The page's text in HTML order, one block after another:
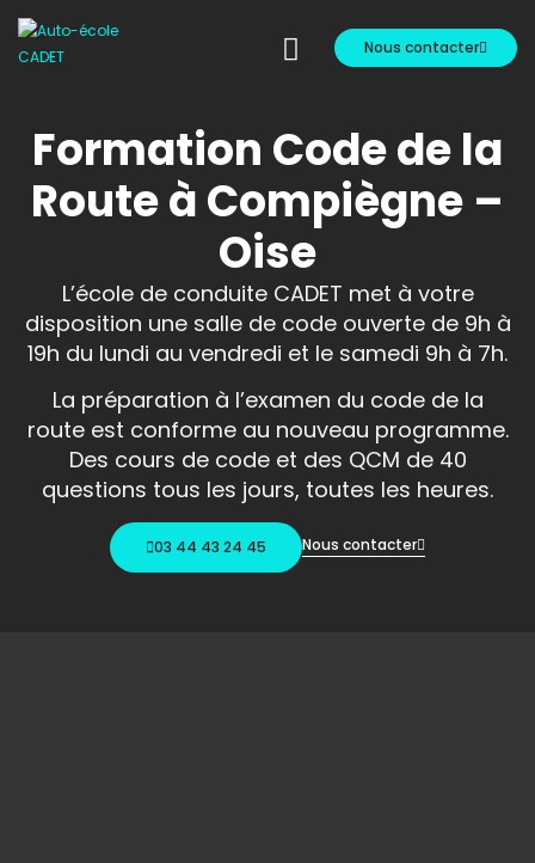
Nous contacter
Formation Code de la
Route à Compiègne –
Oise
L’école de conduite CADET met à votre
disposition une salle de code ouverte de 9h à
19h du lundi au vendredi et le samedi 9h à 7h.
La préparation à l’examen du code de la
route est conforme au nouveau programme.
Des cours de code et des QCM de 40
questions tous les jours, toutes les heures.
03 44 43 24 45 Nous contacter